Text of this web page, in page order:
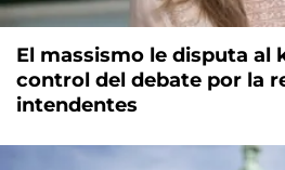
El massismo le disputa al
control del debate por la
intendentes